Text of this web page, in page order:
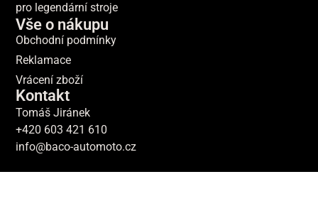
pro legendární stroje
Vše o nákupu
Obchodní podmínky
Reklamace
Vrácení zboží
Kontakt
Tomáš Jiránek
+420 603 421 610
info@baco-automoto.cz